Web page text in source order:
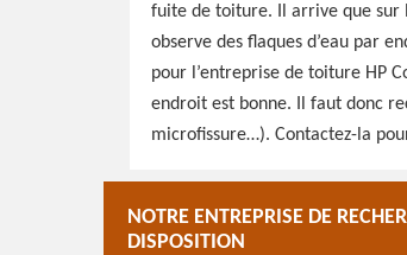
fuite de toiture. Il arrive que sur
observe des flaques d’eau par
pour l’entreprise de toiture HP
endroit est bonne. Il faut donc
microfissure…). Contactez-la
NOTRE ENTREPRISE DE
DISPOSITION